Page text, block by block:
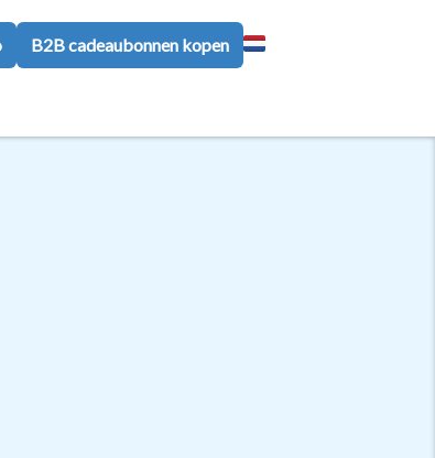
B2B cadeaubonnen kopen